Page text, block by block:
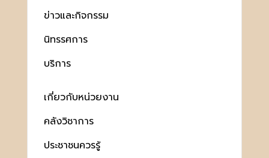
ข่าวและกิจกรรม
นิทรรศการ
บริการ
เกี่ยวกับหน่วยงาน
คลังวิชาการ
ประชาชนควรรู้